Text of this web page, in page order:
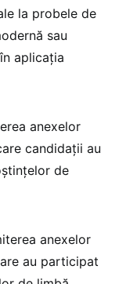
la probele de
sau
aplicația
anexelor
candidaţii au
de
anexelor
au participat